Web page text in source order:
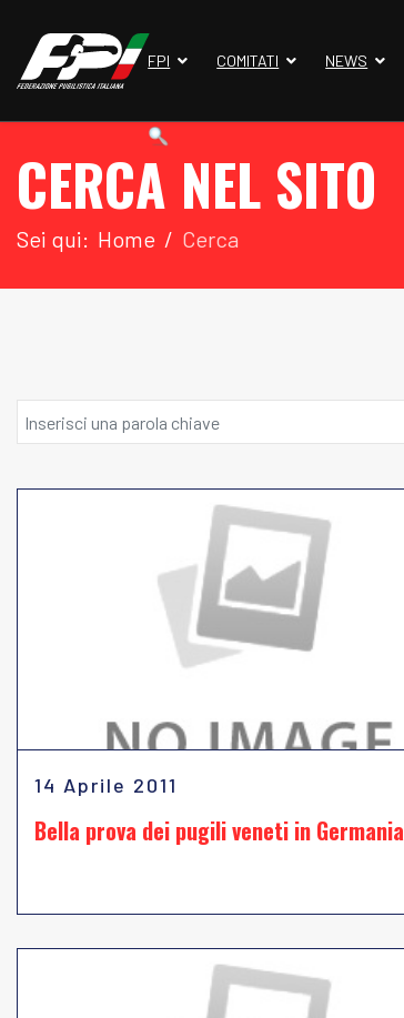
FPI COMITATI NEWS
CERCA NEL SITO
Sei qui: Home Cerca
14 Aprile 2011
Bella prova dei pugili veneti in Germania